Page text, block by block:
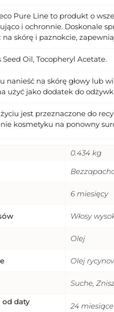
Pure Line to produkt o
i ochronnie. Doskonale
skórę i paznokcie,
Oil, Tocopheryl Acetate.
nanieść na skórę głowy lub
użyć jako dodatek do
jest przeznaczone do
kosmetyku na ponowny
0.434 kg
6 miesięcy
Włosy
Olej
Olej
Suche,
od daty
24 miesiące